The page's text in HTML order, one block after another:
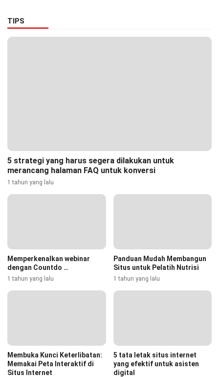
TIPS
5 strategi yang harus segera dilakukan untuk
merancang halaman FAQ untuk konversi
1 tahun yang lalu
Memperkenalkan webinar
dengan Countdo …
1 tahun yang lalu
Panduan Mudah Membangun
Situs untuk Pelatih Nutrisi
1 tahun yang lalu
Membuka Kunci Keterlibatan:
Memakai Peta Interaktif di
Situs Internet
5 tata letak situs internet
yang efektif untuk asisten
digital